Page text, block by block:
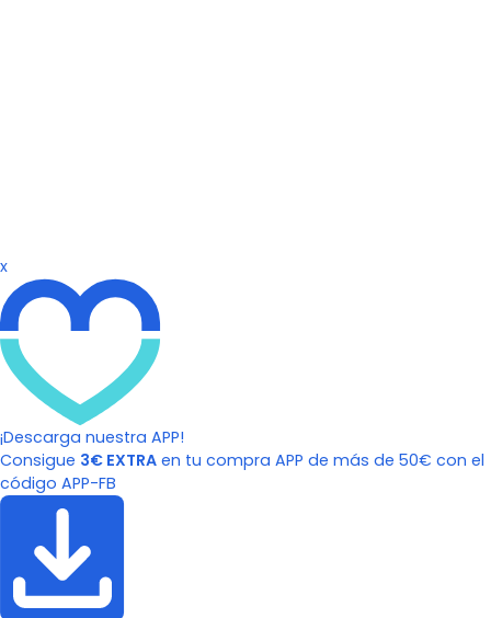
x
¡Descarga nuestra APP!
Consigue 3€ EXTRA en tu compra APP de más de 50€ con el
código APP-FB